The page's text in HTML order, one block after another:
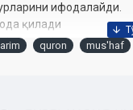
ифодалайди.
қилади
ифода қилади.
quron mus'haf